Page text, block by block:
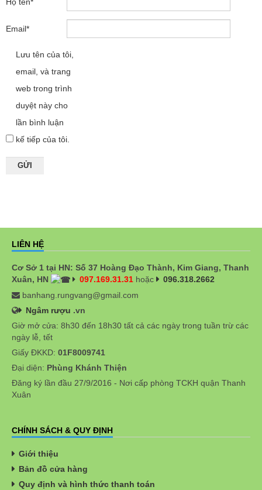
Email*
Lưu tên của tôi,
email, và trang
web trong trình
duyệt này cho
lần bình luận
kế tiếp của tôi.
LIÊN HỆ
Cơ Sở 1 tại HN: Số 37 Hoàng Đạo Thành, Kim Giang, Thanh
Xuân, HN
097.169.31.31 hoặc
096.318.2662
banhang.rungvang@gmail.com
Ngâm rượu .vn
Giờ mở cửa: 8h30 đến 18h30 tất cả các ngày trong tuần trừ các
ngày lễ, tết
Giấy ĐKKD: 01F8009741
Đại diện: Phùng Khánh Thiện
Đăng ký lần đầu 27/9/2016 - Nơi cấp phòng TCKH quận Thanh
Xuân
CHÍNH SÁCH & QUY ĐỊNH
Giới thiệu
Bản đồ cửa hàng
Quy định và hình thức thanh toán